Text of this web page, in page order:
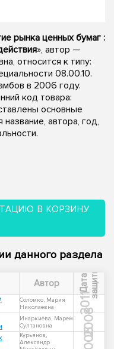
рынка ценных бумаг :
», автор —
относится к типу:
08.00.10.
в 2006 году.
код товара:
основные
автора, год,
В КОРЗИНУ
данного раздела
Автор Д
а
т
а
з
а
щ
и
ты
Соломко, Мария
Николаевна
2011
Инаркиева, Марем
Султановна
2008
Курьянов,
Александр
2005